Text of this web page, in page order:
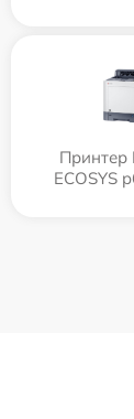
Принтер
ECOSYS